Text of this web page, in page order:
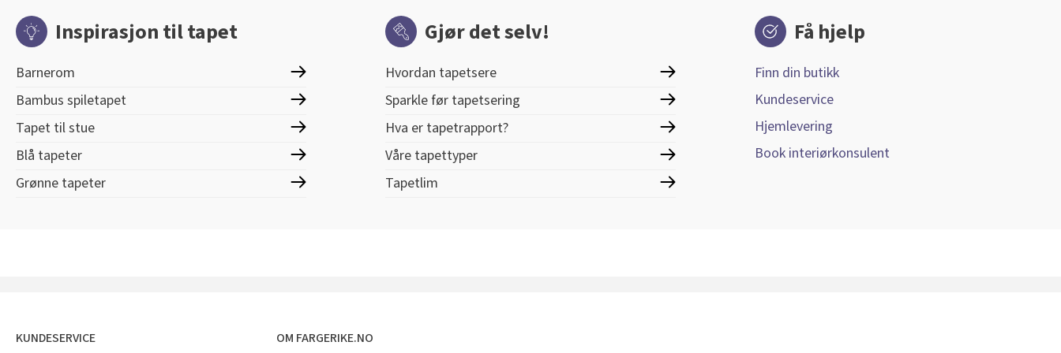
Inspirasjon til tapet
Barnerom
Bambus spiletapet
Tapet til stue
Blå tapeter
Grønne tapeter
Gjør det selv!
Hvordan tapetsere
Sparkle før tapetsering
Hva er tapetrapport?
Våre tapettyper
Tapetlim
Få hjelp
Finn din butikk
Kundeservice
Hjemlevering
Book interiørkonsulent
KUNDESERVICE OM FARGERIKE.NO